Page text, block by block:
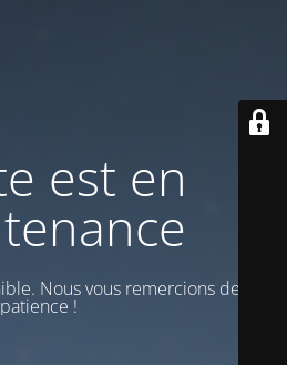
est en
Nous vous remercions de votre
patience !